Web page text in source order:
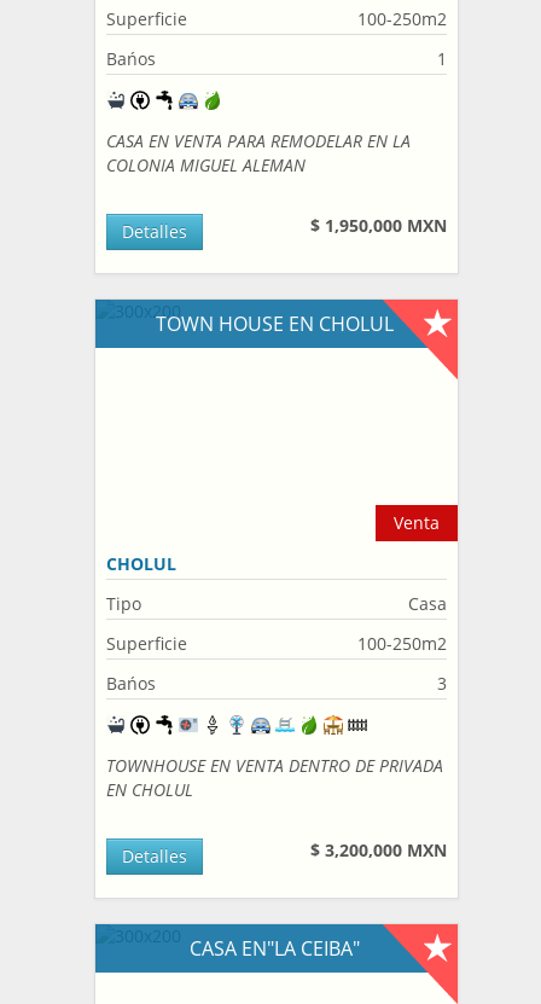
Superficie
100-250m2
Bańos
1
CASA EN VENTA PARA REMODELAR EN LA
COLONIA MIGUEL ALEMAN
$ 1,950,000 MXN
Detalles
TOWN HOUSE EN CHOLUL
Venta
CHOLUL
Tipo
Casa
Superficie
100-250m2
Bańos
3
TOWNHOUSE EN VENTA DENTRO DE PRIVADA
EN CHOLUL
$ 3,200,000 MXN
Detalles
CASA EN"LA CEIBA"